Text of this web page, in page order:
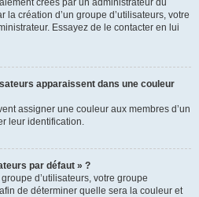
créés par un administrateur du
la création d’un groupe d’utilisateurs, votre
Essayez de le contacter en lui
apparaissent dans une couleur
assigner une couleur aux membres d’un
leur identification.
par défaut » ?
d’utilisateurs, votre groupe
de déterminer quelle sera la couleur et